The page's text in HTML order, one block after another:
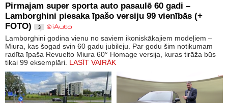
Pirmajam super sporta auto pasaulē 60 gadi –
Lamborghini piesaka īpašo versiju 99 vienībās (+
FOTO)
3
Lamborghini godina vienu no saviem ikoniskākajiem modeļiem –
Miura, kas šogad svin 60 gadu jubileju. Par godu šim notikumam
radīta īpaša Revuelto Miura 60° Homage versija, kuras tirāža būs
tikai 99 eksemplāri. LASĪT VAIRĀK